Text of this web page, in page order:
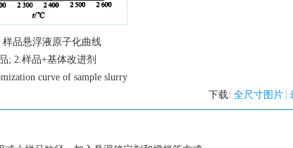
样品悬浮液原子化曲线
; 2.样品+基体改进剂
curve of sample slurry
下载: 全尺寸图片